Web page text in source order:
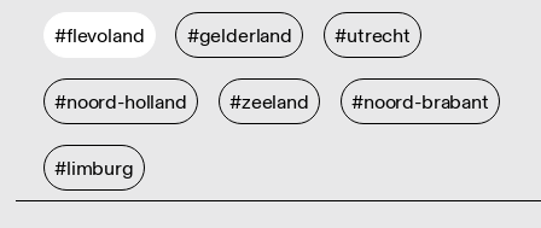
#flevoland #gelderland #utrecht
#noord-holland #zeeland #noord-brabant
#limburg